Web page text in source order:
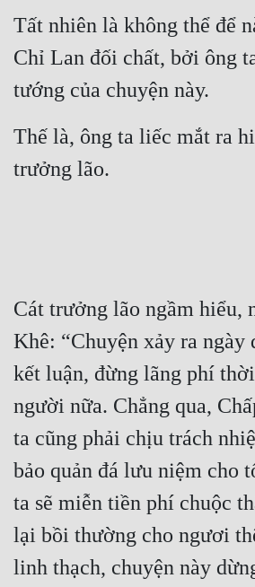
Tất nhiên là không thể để
Chỉ Lan đối chất, bởi ông
tướng của chuyện này.
Thế là, ông ta liếc mắt ra
trưởng lão.
Cát trưởng lão ngầm hiểu,
Khê: “Chuyện xảy ra ngày
kết luận, đừng lãng phí
người nữa. Chẳng qua,
ta cũng phải chịu trách
bảo quản đá lưu niệm cho
ta sẽ miễn tiền phí chuộc
lại bồi thường cho ngươi
linh thạch, chuyện này